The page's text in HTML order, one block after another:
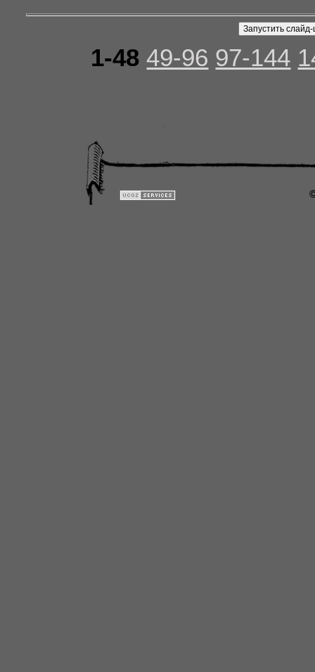
1-48 49-96 97-144